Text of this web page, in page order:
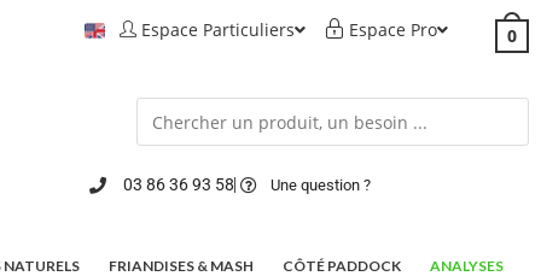
Espace Particuliers Espace Pro 0
03 86 36 93 58 Une question ?
FRIANDISES & MASH CÔTÉ PADDOCK ANALYSES